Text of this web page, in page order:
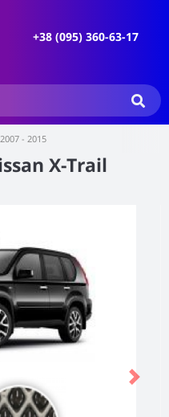
+38 (095) 360-63-17
- 2015
X-Trail
Next